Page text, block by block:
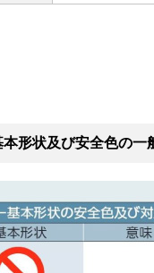
形状及び安全色の一